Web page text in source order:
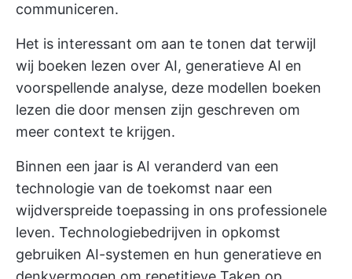
communiceren.
Het is interessant om aan te tonen dat terwijl
wij boeken lezen over AI, generatieve AI en
voorspellende analyse, deze modellen boeken
lezen die door mensen zijn geschreven om
meer context te krijgen.
Binnen een jaar is AI veranderd van een
technologie van de toekomst naar een
wijdverspreide toepassing in ons professionele
leven. Technologiebedrijven in opkomst
gebruiken AI-systemen en hun generatieve en